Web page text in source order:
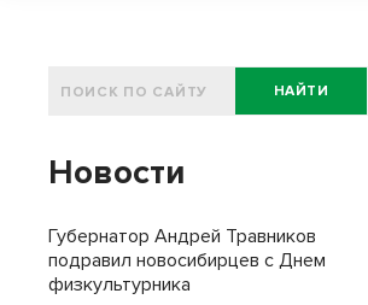
НАЙТИ
Новости
Губернатор Андрей Травников
подравил новосибирцев с Днем
физкультурника